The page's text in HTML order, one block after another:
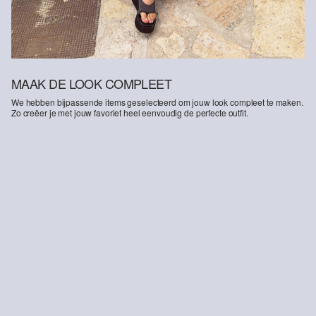
MAAK DE LOOK COMPLEET
We hebben bijpassende items geselecteerd om jouw look compleet te maken.
Zo creëer je met jouw favoriet heel eenvoudig de perfecte outfit.